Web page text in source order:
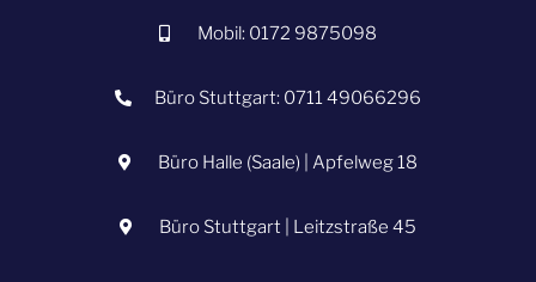
Mobil: 0172 9875098
Büro Stuttgart: 0711 49066296
Büro Halle (Saale) | Apfelweg 18
Büro Stuttgart | Leitzstraße 45